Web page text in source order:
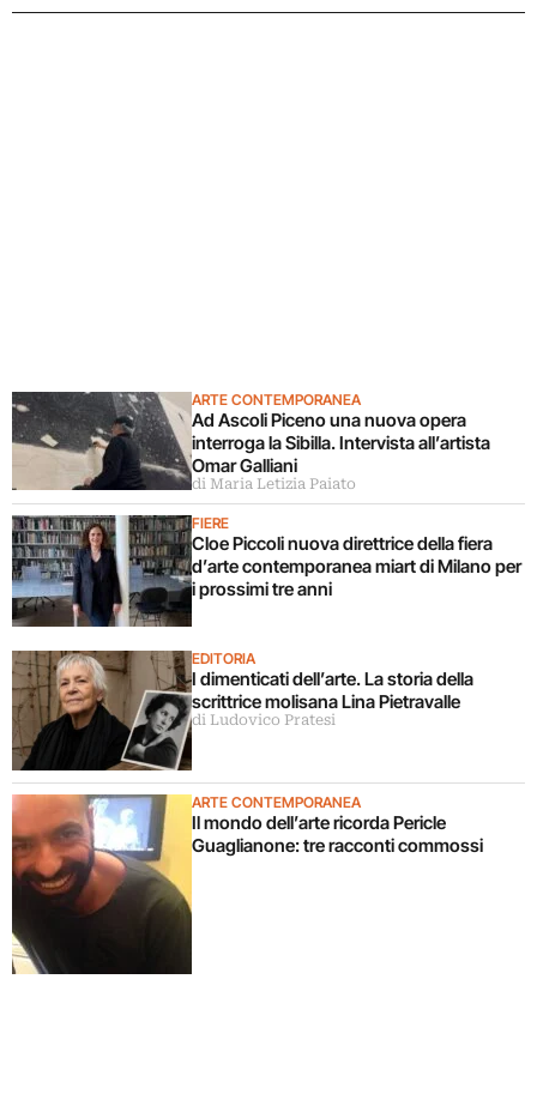
ARTE CONTEMPORANEA
Ad Ascoli Piceno una nuova opera
interroga la Sibilla. Intervista all’artista
Omar Galliani
di Maria Letizia Paiato
FIERE
Cloe Piccoli nuova direttrice della fiera
d’arte contemporanea miart di Milano per
i prossimi tre anni
EDITORIA
I dimenticati dell’arte. La storia della
scrittrice molisana Lina Pietravalle
di Ludovico Pratesi
ARTE CONTEMPORANEA
Il mondo dell’arte ricorda Pericle
Guaglianone: tre racconti commossi